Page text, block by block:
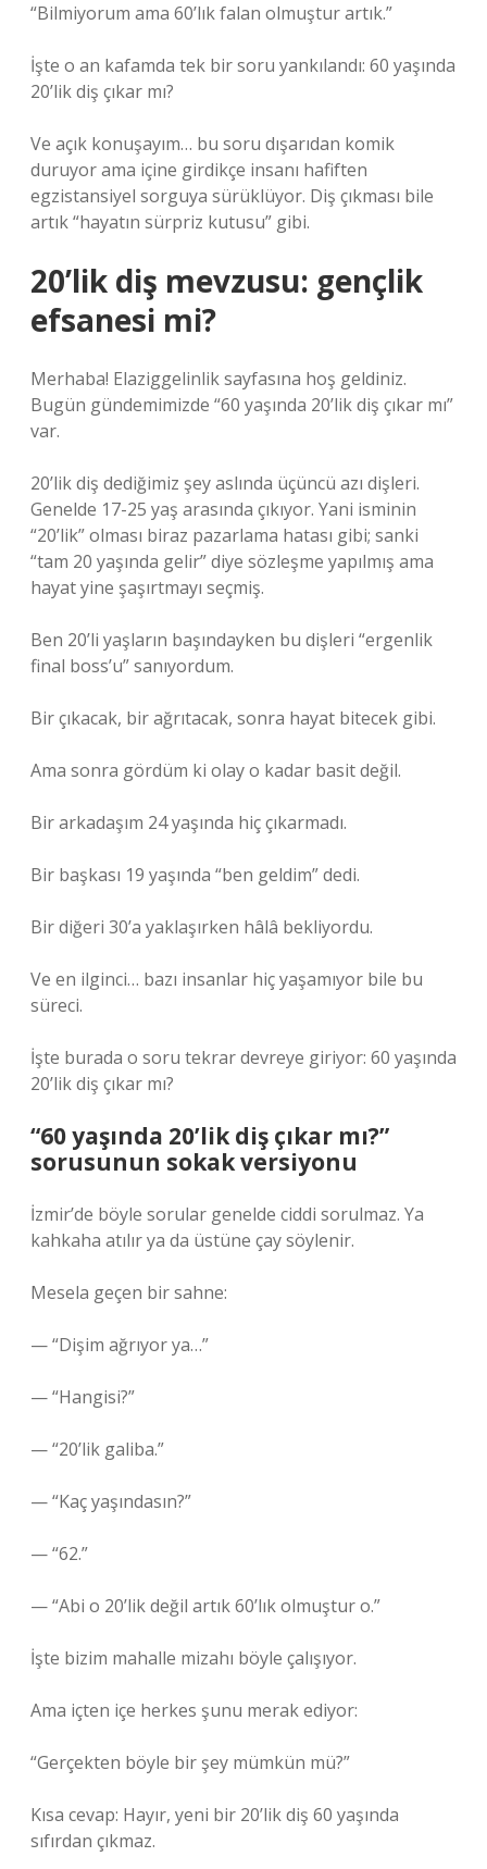
“Bilmiyorum ama 60’lık falan olmuştur artık.”
İşte o an kafamda tek bir soru yankılandı: 60 yaşında
20’lik diş çıkar mı?
Ve açık konuşayım… bu soru dışarıdan komik
duruyor ama içine girdikçe insanı hafiften
egzistansiyel sorguya sürüklüyor. Diş çıkması bile
artık “hayatın sürpriz kutusu” gibi.
20’lik diş mevzusu: gençlik
efsanesi mi?
Merhaba! Elaziggelinlik sayfasına hoş geldiniz.
Bugün gündemimizde “60 yaşında 20’lik diş çıkar mı”
var.
20’lik diş dediğimiz şey aslında üçüncü azı dişleri.
Genelde 17-25 yaş arasında çıkıyor. Yani isminin
“20’lik” olması biraz pazarlama hatası gibi; sanki
“tam 20 yaşında gelir” diye sözleşme yapılmış ama
hayat yine şaşırtmayı seçmiş.
Ben 20’li yaşların başındayken bu dişleri “ergenlik
final boss’u” sanıyordum.
Bir çıkacak, bir ağrıtacak, sonra hayat bitecek gibi.
Ama sonra gördüm ki olay o kadar basit değil.
Bir arkadaşım 24 yaşında hiç çıkarmadı.
Bir başkası 19 yaşında “ben geldim” dedi.
Bir diğeri 30’a yaklaşırken hâlâ bekliyordu.
Ve en ilginci… bazı insanlar hiç yaşamıyor bile bu
süreci.
İşte burada o soru tekrar devreye giriyor: 60 yaşında
20’lik diş çıkar mı?
“60 yaşında 20’lik diş çıkar mı?”
sorusunun sokak versiyonu
İzmir’de böyle sorular genelde ciddi sorulmaz. Ya
kahkaha atılır ya da üstüne çay söylenir.
Mesela geçen bir sahne:
— “Dişim ağrıyor ya…”
— “Hangisi?”
— “20’lik galiba.”
— “Kaç yaşındasın?”
— “62.”
— “Abi o 20’lik değil artık 60’lık olmuştur o.”
İşte bizim mahalle mizahı böyle çalışıyor.
Ama içten içe herkes şunu merak ediyor:
“Gerçekten böyle bir şey mümkün mü?”
Kısa cevap: Hayır, yeni bir 20’lik diş 60 yaşında
sıfırdan çıkmaz.